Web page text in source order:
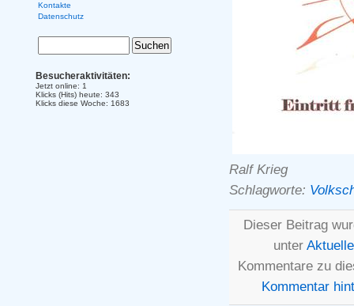
Ralf Krieg
Schlagworte:
Dieser Beitrag
unter
Kommentare zu
Kommentar
Kontakte
Datenschutz
Besucheraktivitäten:
Jetzt online: 1
Klicks (Hits) heute: 343
Klicks diese Woche: 1683